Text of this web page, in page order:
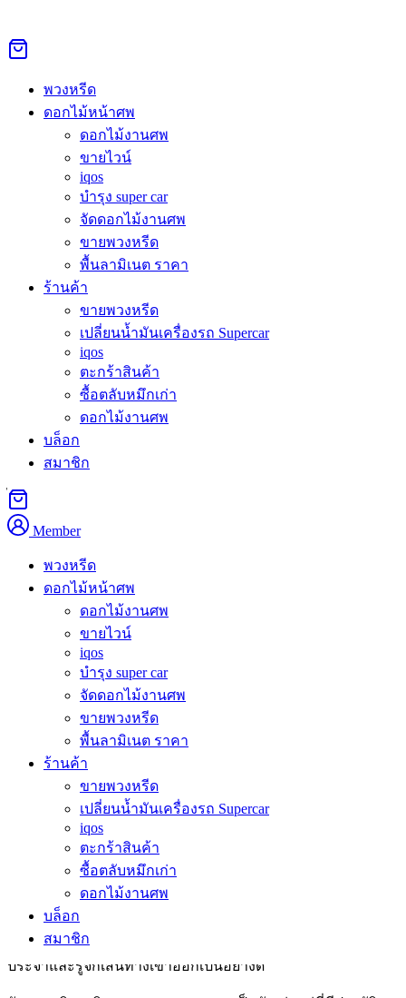
content
พวงหรีด
ดอกไม้หน้าศพ
ดอกไม้งานศพ
ขายไวน์
iqos
บำรุง super car
จัดดอกไม้งานศพ
ขายพวงหรีด
พื้นลามิเนต ราคา
ร้านค้า
ขายพวงหรีด
เปลี่ยนน้ำมันเครื่องรถ Supercar
iqos
ตะกร้าสินค้า
ซื้อตลับหมึกเก่า
ดอกไม้งานศพ
บล็อก
สมาชิก
Member
พวงหรีด
ดอกไม้หน้าศพ
ดอกไม้งานศพ
ขายไวน์
iqos
บำรุง super car
จัดดอกไม้งานศพ
ขายพวงหรีด
พื้นลามิเนต ราคา
ร้านค้า
ขายพวงหรีด
เปลี่ยนน้ำมันเครื่องรถ Supercar
iqos
ตะกร้าสินค้า
ซื้อตลับหมึกเก่า
ดอกไม้งานศพ
บล็อก
สมาชิก
Search
for:
Sale 26%
พวงหรีดดอกไม้สด ดุสิต
34,000.00฿
Original
was:
34,000.00฿.
25,000.00฿Current
price
is:
25,000.00฿.
สั่งพวงหรีดดอกไม้สด ดุสิต คุณภาพดี ราคาเริ่ม 999 บาท ส่งด่วน
3 ชม. ทุกวัด ทุกวัน 24 ชม. โทร/LINE สอบถามได้เลย
สั่งซื้อผ่าน Line @Aorest
หมวดหมู่:
ดอกไม้หน้าศพ ป้ายกำกับ:ดอกไม้ดุสิต
คำอธิบาย
คำอธิบาย
พวงหรีดดอกไม้สด ดุสิต บริการจัดส่งพวงหรีดและดอกไม้
ไว้อาลัยคุณภาพสูงสำหรับงานศพในเขตดุสิต กรุงเทพมหานคร
เขตดุสิตเป็นเขตที่มีความสำคัญทางประวัติศาสตร์และการเมือง
ของกรุงเทพฯ เป็นที่ตั้งของพระราชวังจิตรลดา พระที่นั่งอนันต
สมาคม และหน่วยงานราชการสำคัญหลายแห่ง ชุมชนในเขต
ดุสิตประกอบด้วยข้าราชการระดับสูง ทหาร แพทย์จากโรง
พยาบาลวชิรพยาบาล และประชาชนทั่วไปที่อาศัยอยู่มาหลาย
ชั่วอายุคน ร้านพวงหรีดดอกไม้สด ดุสิต ของเราพร้อมจัดส่งถึง
ทุกสถานที่ในเขตดุสิตตลอด 24 ชั่วโมง ด้วยความเข้าใจ
บรรยากาศและวัฒนธรรมพิเศษของพื้นที่นี้เป็นอย่างดี
พวงหรีดดอกไม้สด ดุสิต ครอบคลุมทุกวัด
และสถานที่สำคัญในย่านราชการ
เขตดุสิตมีวัดชั้นนำที่ใช้จัดงานศพหลายแห่ง วัดเบญจมบพิตร
ดุสิตวนาราม หรือที่เรียกกันว่า วัดหินอ่อน เป็นวัดที่สมเด็จ
พระพุทธเจ้าหลวงรัชกาลที่ 5 ทรงพระกรุณาโปรดเกล้าฯ ให้
สร้างขึ้น ตั้งอยู่บนถนนศรีอยุธยา ใกล้กับพระที่นั่งอนันตสมาคม
วัดแห่งนี้มีความงดงามอย่างยิ่งทั้งในแง่สถาปัตยกรรมและการ
ตกแต่ง มักใช้จัดพิธีสำคัญทางศาสนาและงานศพของผู้มีเกียรติ
ในสังคม ทีมงานของเราส่งพวงหรีดถึงวัดเบญจมบพิตรเป็น
ประจำและรู้จักเส้นทางเข้าออกเป็นอย่างดี